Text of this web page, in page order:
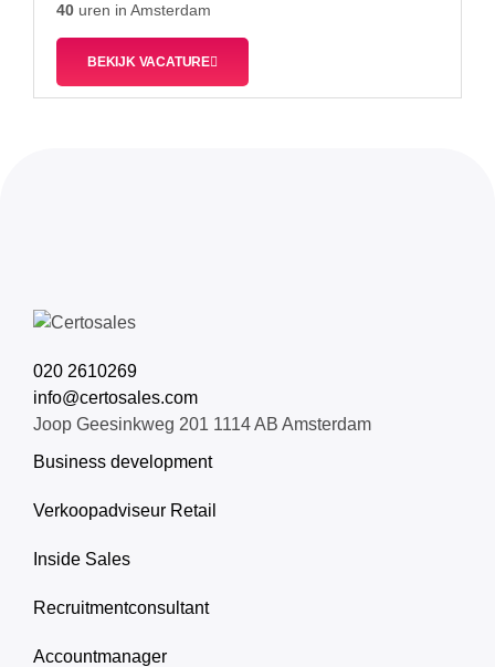
40 uren in Amsterdam
BEKIJK VACATURE
020 2610269
info@certosales.com
Joop Geesinkweg 201 1114 AB Amsterdam
Business development
Verkoopadviseur Retail
Inside Sales
Recruitmentconsultant
Accountmanager